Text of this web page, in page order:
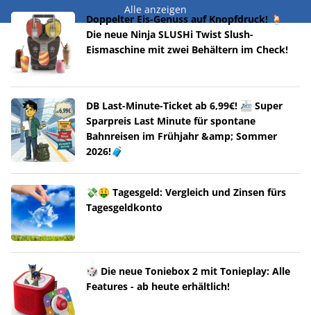
Alle anzeigen
Doppelter Eis-Genuss auf Knopfdruck! 🍹
Die neue Ninja SLUSHi Twist Slush-
Eismaschine mit zwei Behältern im Check!
DB Last-Minute-Ticket ab 6,99€! 🚈 Super
Sparpreis Last Minute für spontane
Bahnreisen im Frühjahr &amp; Sommer
2026!🧳
💸🤑 Tagesgeld: Vergleich und Zinsen fürs
Tagesgeldkonto
🎲 Die neue Toniebox 2 mit Tonieplay: Alle
Features - ab heute erhältlich!